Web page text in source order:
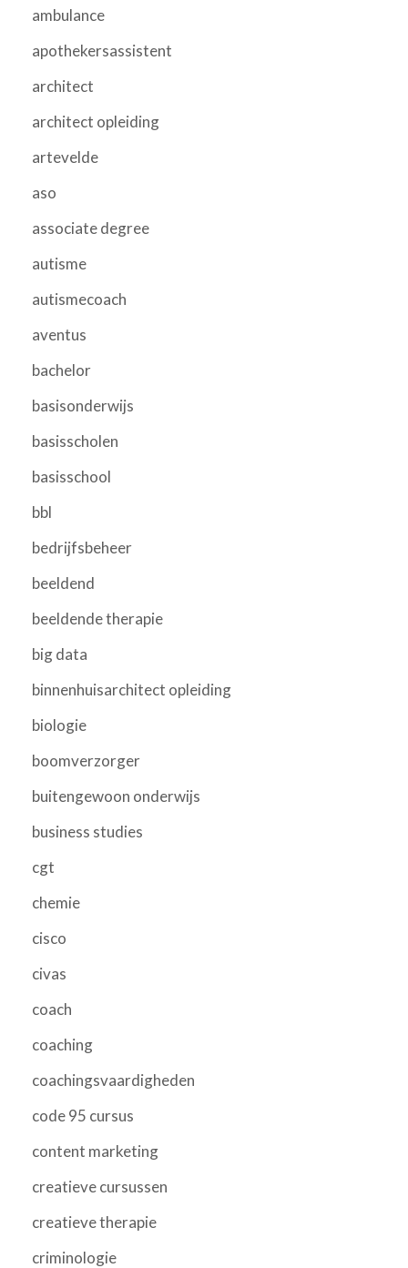
ambulance
apothekersassistent
architect
architect opleiding
artevelde
aso
associate degree
autisme
autismecoach
aventus
bachelor
basisonderwijs
basisscholen
basisschool
bbl
bedrijfsbeheer
beeldend
beeldende therapie
big data
binnenhuisarchitect opleiding
biologie
boomverzorger
buitengewoon onderwijs
business studies
cgt
chemie
cisco
civas
coach
coaching
coachingsvaardigheden
code 95 cursus
content marketing
creatieve cursussen
creatieve therapie
criminologie